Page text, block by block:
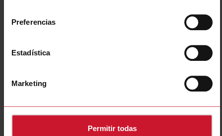
Preferencias
Estadística
Marketing
Permitir todas
E-Number (SE) 3834890
seleccione
Imágenes
seleccione